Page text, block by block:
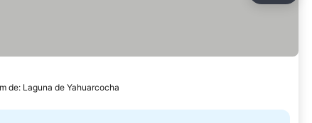
de: Laguna de Yahuarcocha